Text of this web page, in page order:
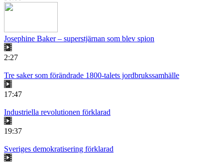
Josephine Baker – superstjärnan som blev spion
2:27
Tre saker som förändrade 1800-talets jordbrukssamhälle
17:47
Industriella revolutionen förklarad
19:37
Sveriges demokratisering förklarad